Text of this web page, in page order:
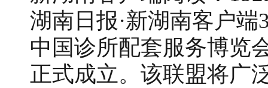
湖南日报·新湖南客户
中国诊所配套服务博览
正式成立。该联盟将广